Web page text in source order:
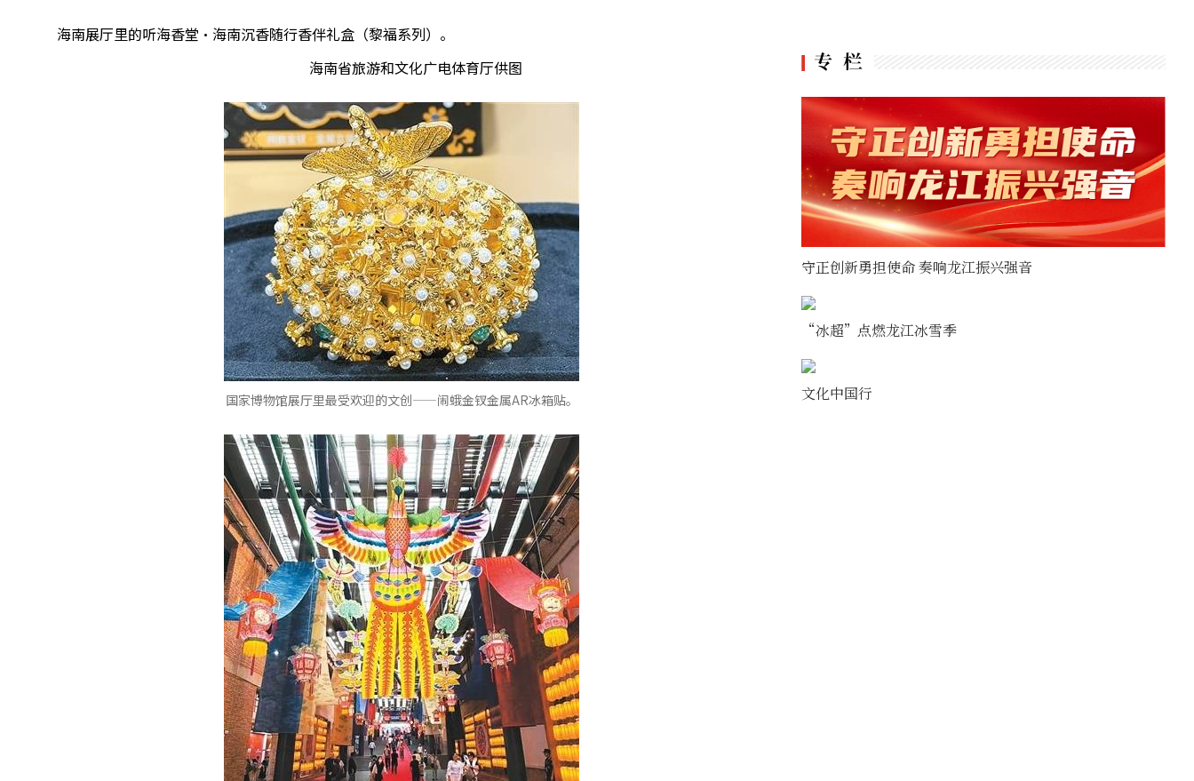
海南展厅里的听海香堂·海南沉香随行香伴礼盒（黎福系列）。
海南省旅游和文化广电体育厅供图
国家博物馆展厅里最受欢迎的文创——闹蛾金钗金属AR冰箱贴。
提高警惕！绷紧安全这根弦 暑期护娃莫大意
新国标发布 全链条守护化妆品安全
保障生态环境法典实施 最高法发布首个配套司法解释
守正创新勇担使命 奏响龙江振兴强音
“冰超”点燃龙江冰雪季
文化中国行